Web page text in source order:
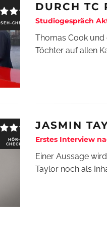
SEH-CHECK
DURCH TC
Studiogespräch
Thomas Cook
Töchter auf allen
HÖR-
CHECK
JASMIN
Erstes Interview
Einer Aussage
Taylor noch als